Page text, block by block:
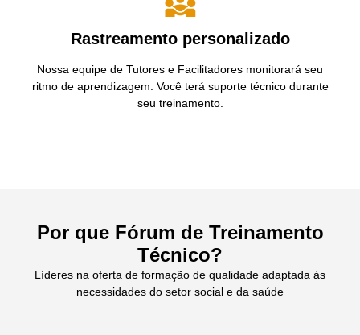
Rastreamento personalizado
Nossa equipe de Tutores e Facilitadores monitorará seu
ritmo de aprendizagem. Você terá suporte técnico durante
seu treinamento.
Por que Fórum de Treinamento
Técnico?
Líderes na oferta de formação de qualidade adaptada às
necessidades do setor social e da saúde